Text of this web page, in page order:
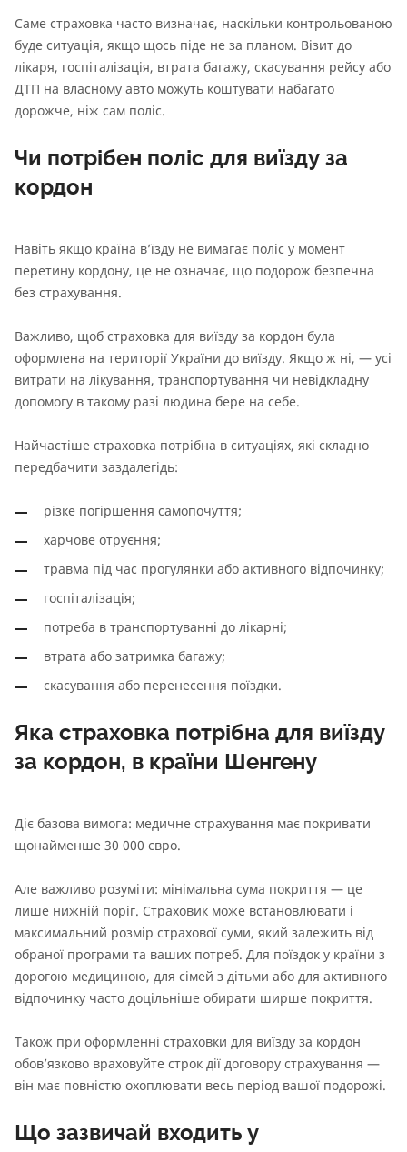
Саме страховка часто визначає, наскільки контрольованою
буде ситуація, якщо щось піде не за планом. Візит до
лікаря, госпіталізація, втрата багажу, скасування рейсу або
ДТП на власному авто можуть коштувати набагато
дорожче, ніж сам поліс.
Чи потрібен поліс для виїзду за
кордон
Навіть якщо країна в’їзду не вимагає поліс у момент
перетину кордону, це не означає, що подорож безпечна
без страхування.
Важливо, щоб страховка для виїзду за кордон була
оформлена на території України до виїзду. Якщо ж ні, — усі
витрати на лікування, транспортування чи невідкладну
допомогу в такому разі людина бере на себе.
Найчастіше страховка потрібна в ситуаціях, які складно
передбачити заздалегідь:
різке погіршення самопочуття;
харчове отруєння;
травма під час прогулянки або активного відпочинку;
госпіталізація;
потреба в транспортуванні до лікарні;
втрата або затримка багажу;
скасування або перенесення поїздки.
Яка страховка потрібна для виїзду
за кордон, в країни Шенгену
Діє базова вимога: медичне страхування має покривати
щонайменше 30 000 євро.
Але важливо розуміти: мінімальна сума покриття — це
лише нижній поріг. Страховик може встановлювати і
максимальний розмір страхової суми, який залежить від
обраної програми та ваших потреб. Для поїздок у країни з
дорогою медициною, для сімей з дітьми або для активного
відпочинку часто доцільніше обирати ширше покриття.
Також при оформленні страховки для виїзду за кордон
обов’язково враховуйте строк дії договору страхування —
він має повністю охоплювати весь період вашої подорожі.
Що зазвичай входить у